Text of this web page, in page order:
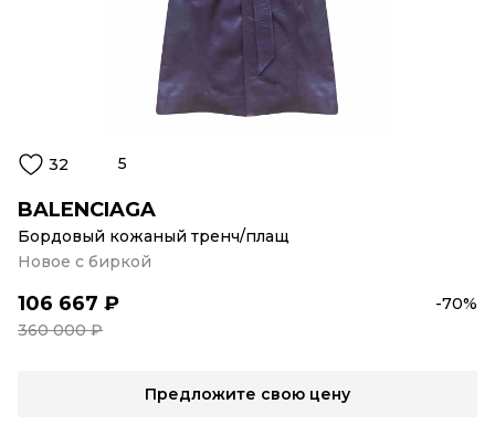
32 5
BALENCIAGA
Бордовый кожаный тренч/плащ
Новое с биркой
106 667 ₽
-70%
360 000 ₽
Предложите свою цену